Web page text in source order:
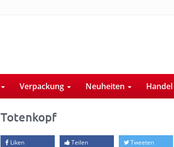
Verpackung Neuheiten Handel
Totenkopf
Liken Teilen Tweeten